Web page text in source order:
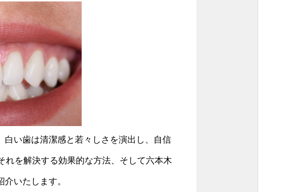
い歯は清潔感と若々しさを演出し、自信
れを解決する効果的な方法、そして六本木
いたします。